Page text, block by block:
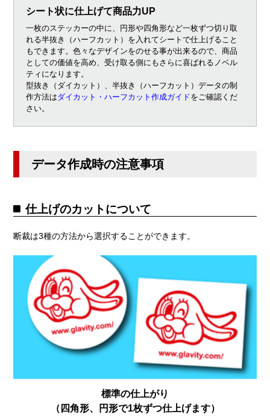
シート状に仕上げて商品力UP
一枚のステッカーの中に、円形や四角形など一枚ずつ切り取
れる半抜き（ハーフカット）を入れてシートで仕上げること
もできます。色々なデザインをのせる事が出来るので、商品
としての価値を高め、受け取る側にもさらに喜ばれるノベル
ティになります。
型抜き（ダイカット）、半抜き（ハーフカット）データの制
作方法はダイカット・ハーフカット作成ガイドをご確認くだ
さい。
データ作成時の注意事項
仕上げのカットについて
断裁は3種の方法から選択することができます。
標準の仕上がり
（四角形、円形で1枚ずつ仕上げます）